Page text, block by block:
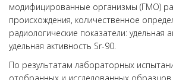
модифицированные организмы (ГМО)
происхождения, количественное
радиологические показатели: удельная
удельная активность Sr-90.
По результатам лабораторных